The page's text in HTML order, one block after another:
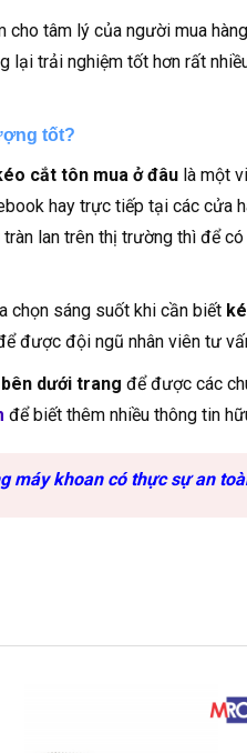
tâm lý của người mua
lại trải nghiệm tốt hơn rất
tốt?
cắt tôn mua ở đâulà một
hay trực tiếp tại các cửa
lan trên thị trường thì để
chọn sáng suốt khi cần biết
được đội ngũ nhân viên tư
dưới trang để được các
để biết thêm nhiều thông tin
máy khoan có thực sự an